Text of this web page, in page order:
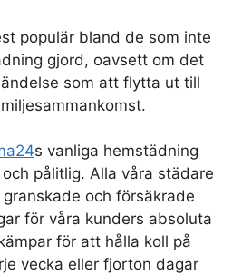
populär bland de som inte
gjord, oavsett om det
som att flytta ut till
s vanliga hemstädning
pålitlig. Alla våra städare
och försäkrade
för våra kunders absoluta
för att hålla koll på
vecka eller fjorton dagar